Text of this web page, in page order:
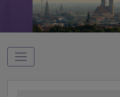
Hauptnavigation